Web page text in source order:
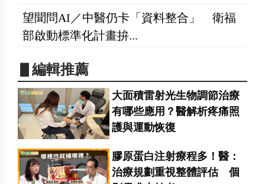
望聞問AI／中醫仍卡「資料整合」 衛福
部啟動標準化計畫拚...
▋編輯推薦
大面積雷射光生物調節治療
有哪些應用？醫解析疼痛照
護與運動恢復
膠原蛋白注射療程多！醫：
治療規劃重視整體評估 個